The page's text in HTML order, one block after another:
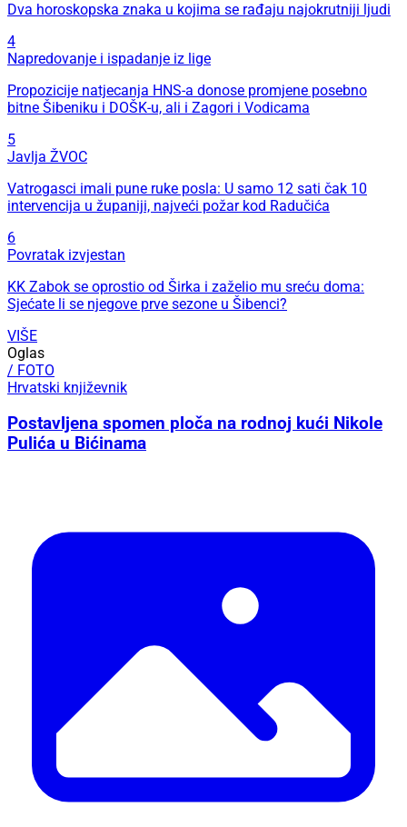
Dva horoskopska znaka u kojima se rađaju najokrutniji ljudi
4
Napredovanje i ispadanje iz lige
Propozicije natjecanja HNS-a donose promjene posebno
bitne Šibeniku i DOŠK-u, ali i Zagori i Vodicama
5
Javlja ŽVOC
Vatrogasci imali pune ruke posla: U samo 12 sati čak 10
intervencija u županiji, najveći požar kod Radučića
6
Povratak izvjestan
KK Zabok se oprostio od Širka i zaželio mu sreću doma:
Sjećate li se njegove prve sezone u Šibenci?
VIŠE
Oglas
/ FOTO
Hrvatski književnik
Postavljena spomen ploča na rodnoj kući Nikole
Pulića u Bićinama